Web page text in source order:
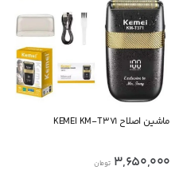
ماشین اصلاح KEMEI KM-T371
3,650,000 تومان